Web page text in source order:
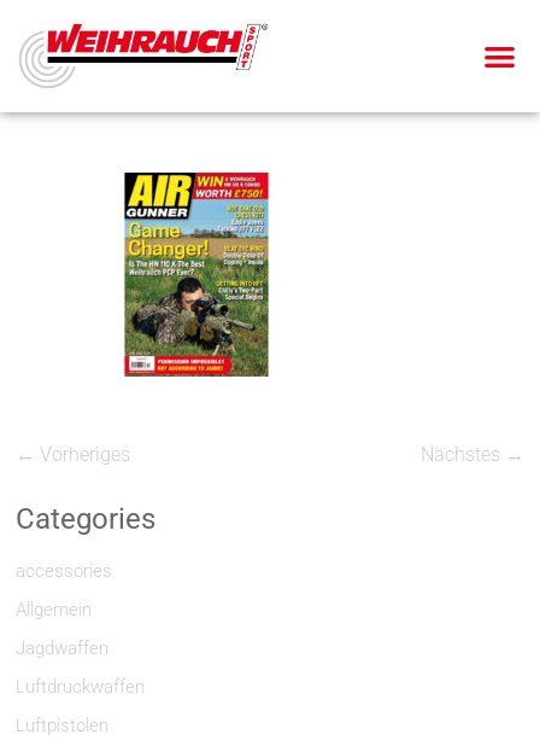
← Vorheriges Nächstes →
Categories
accessories
Allgemein
Jagdwaffen
Luftdruckwaffen
Luftpistolen